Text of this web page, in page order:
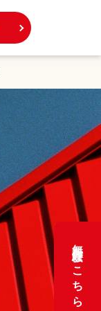
無料体験はこちら